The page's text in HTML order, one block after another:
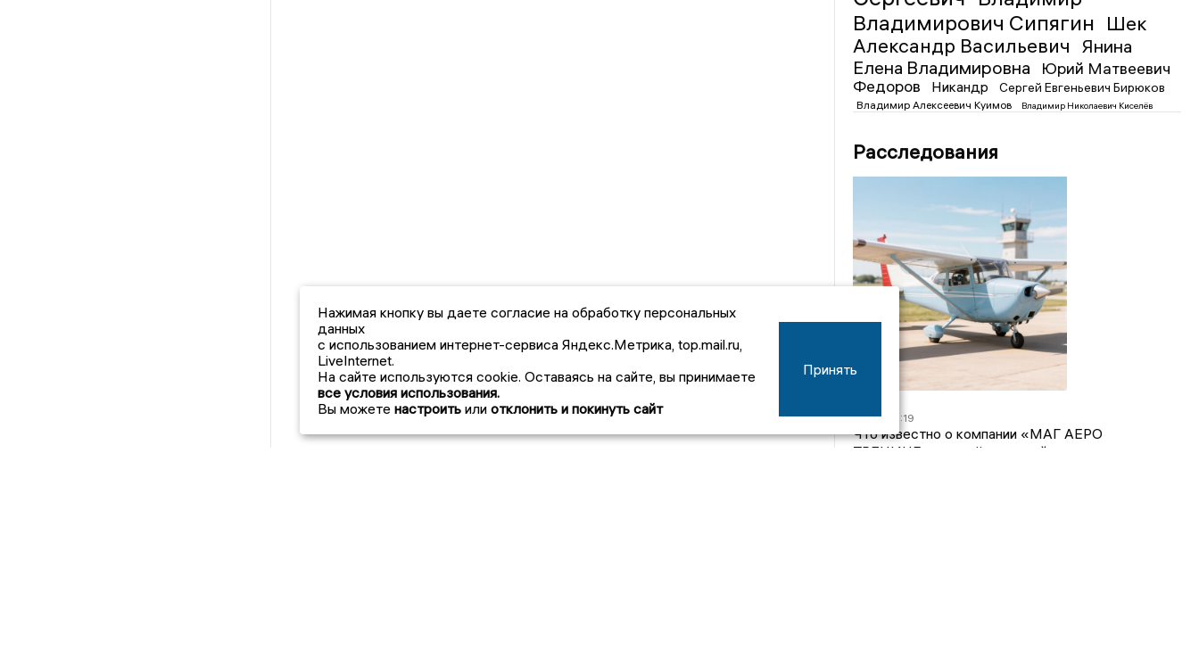
Владимирович Сипягин Шек
Александр Васильевич
Янина
Елена Владимировна
Юрий Матвеевич
Федоров
Никандр Сергей Евгеньевич Бирюков
Владимир Алексеевич Куимов Владимир Николаевич Киселёв
Расследования
07/08 16:19
Что известно о компании «МАГ АЕРО
ТРЕНИНГ», самолёт которой потерпел крушение
Нажимая кнопку вы даете согласие на обработку персональных
данных
с использованием интернет-сервиса Яндекс.Метрика, top.mail.ru,
LiveInternet.
На сайте используются cookie. Оставаясь на сайте, вы принимаете
все условия использования.
Вы можете настроить или отклонить и покинуть сайт
Принять